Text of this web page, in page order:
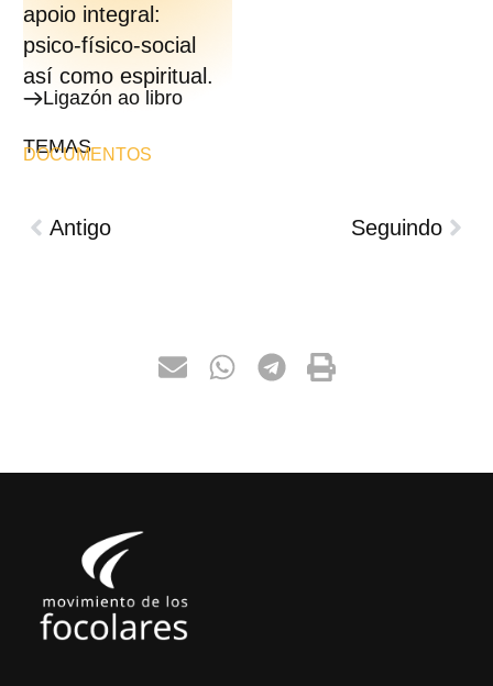
apoio integral:
psico-físico-social
así como espiritual.
Ligazón ao libro
TEMAS
DOCUMENTOS
Antigo Seguindo